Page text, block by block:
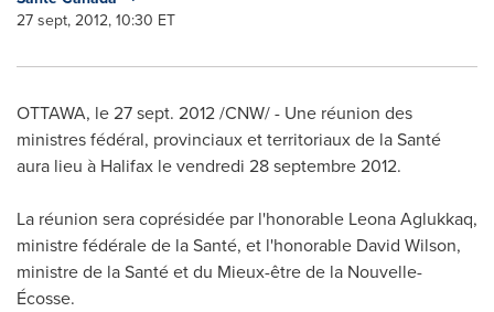
27 sept, 2012, 10:30 ET
OTTAWA, le27 sept. 2012/CNW/ - Une réunion des
ministres fédéral, provinciaux et territoriaux de la Santé
aura lieu à Halifax le vendredi 28 septembre 2012.
La réunion sera coprésidée par l'honorable Leona Aglukkaq,
ministre fédérale de la Santé, et l'honorable David Wilson,
ministre de la Santé et du Mieux-être de la Nouvelle-
Écosse.